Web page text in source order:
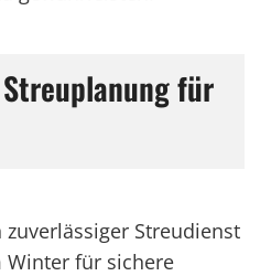
für
Streudienst
für sichere